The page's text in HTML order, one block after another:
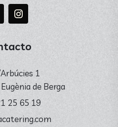
1
de Berga
25 65 19